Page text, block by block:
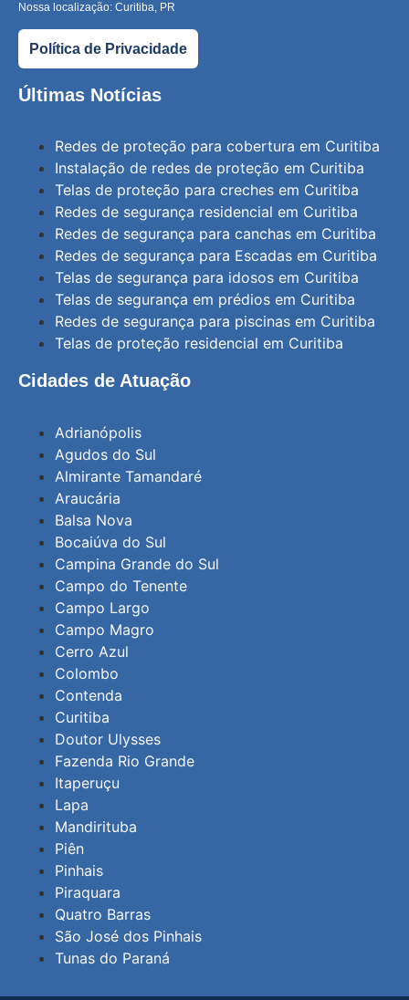
Nossa localização: Curitiba, PR
Política de Privacidade
Últimas Notícias
Redes de proteção para cobertura em Curitiba
Instalação de redes de proteção em Curitiba
Telas de proteção para creches em Curitiba
Redes de segurança residencial em Curitiba
Redes de segurança para canchas em Curitiba
Redes de segurança para Escadas em Curitiba
Telas de segurança para idosos em Curitiba
Telas de segurança em prédios em Curitiba
Redes de segurança para piscinas em Curitiba
Telas de proteção residencial em Curitiba
Cidades de Atuação
Adrianópolis
Agudos do Sul
Almirante Tamandaré
Araucária
Balsa Nova
Bocaiúva do Sul
Campina Grande do Sul
Campo do Tenente
Campo Largo
Campo Magro
Cerro Azul
Colombo
Contenda
Curitiba
Doutor Ulysses
Fazenda Rio Grande
Itaperuçu
Lapa
Mandirituba
Piên
Pinhais
Piraquara
Quatro Barras
São José dos Pinhais
Tunas do Paraná